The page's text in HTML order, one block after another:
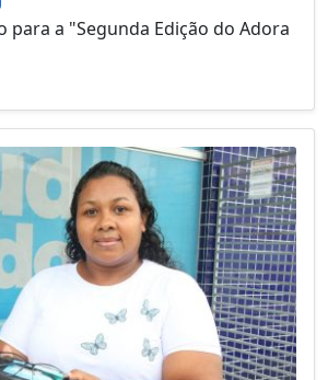
para a "Segunda Edição do Adora